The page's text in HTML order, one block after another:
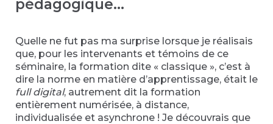
pédagogique…
Quelle ne fut pas ma surprise lorsque je réalisais
que, pour les intervenants et témoins de ce
séminaire, la formation dite « classique », c’est à
dire la norme en matière d’apprentissage, était le
full digital, autrement dit la formation
entièrement numérisée, à distance,
individualisée et asynchrone ! Je découvrais que